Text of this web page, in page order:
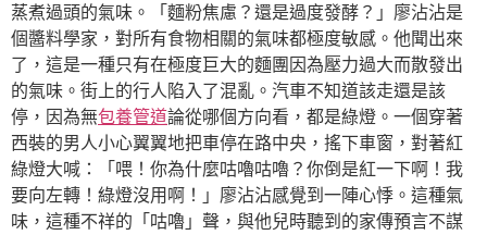
蒸煮過頭的氣味。「麵粉焦慮？還是過度發酵？」廖沾沾是
個醬料學家，對所有食物相關的氣味都極度敏感。他聞出來
了，這是一種只有在極度巨大的麵團因為壓力過大而散發出
的氣味。街上的行人陷入了混亂。汽車不知道該走還是該
停，因為無包養管道論從哪個方向看，都是綠燈。一個穿著
西裝的男人小心翼翼地把車停在路中央，搖下車窗，對著紅
綠燈大喊：「喂！你為什麼咕嚕咕嚕？你倒是紅一下啊！我
要向左轉！綠燈沒用啊！」廖沾沾感覺到一陣心悸。這種氣
味，這種不祥的「咕嚕」聲，與他兒時聽到的家傳預言不謀